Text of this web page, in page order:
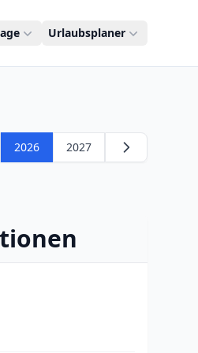
Urlaubsplaner
2026 2027